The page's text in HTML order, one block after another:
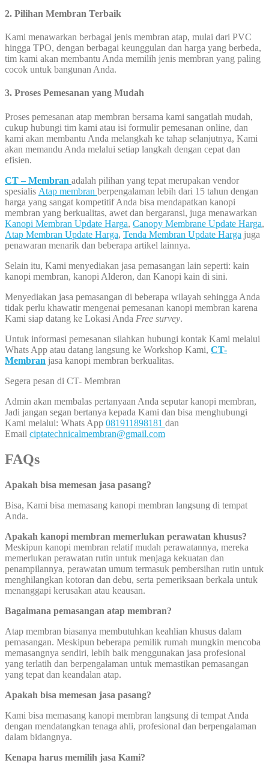
2. Pilihan Membran Terbaik
Kami menawarkan berbagai jenis membran atap, mulai dari PVC
hingga TPO, dengan berbagai keunggulan dan harga yang berbeda,
tim kami akan membantu Anda memilih jenis membran yang paling
cocok untuk bangunan Anda.
3. Proses Pemesanan yang Mudah
Proses pemesanan atap membran bersama kami sangatlah mudah,
cukup hubungi tim kami atau isi formulir pemesanan online, dan
kami akan membantu Anda melangkah ke tahap selanjutnya, Kami
akan memandu Anda melalui setiap langkah dengan cepat dan
efisien.
CT – Membran adalah pilihan yang tepat merupakan vendor
spesialis Atap membran berpengalaman lebih dari 15 tahun dengan
harga yang sangat kompetitif Anda bisa mendapatkan kanopi
membran yang berkualitas, awet dan bergaransi, juga menawarkan
Kanopi Membran Update Harga, Canopy Membrane Update Harga,
Atap Membran Update Harga, Tenda Membran Update Harga juga
penawaran menarik dan beberapa artikel lainnya.
Selain itu, Kami menyediakan jasa pemasangan lain seperti: kain
kanopi membran, kanopi Alderon, dan Kanopi kain di sini.
Menyediakan jasa pemasangan di beberapa wilayah sehingga Anda
tidak perlu khawatir mengenai pemesanan kanopi membran karena
Kami siap datang ke Lokasi Anda Free survey.
Untuk informasi pemesanan silahkan hubungi kontak Kami melalui
Whats App atau datang langsung ke Workshop Kami, CT-
Membran jasa kanopi membran berkualitas.
Segera pesan di CT- Membran
Admin akan membalas pertanyaan Anda seputar kanopi membran,
Jadi jangan segan bertanya kepada Kami dan bisa menghubungi
Kami melalui: Whats App 081911898181 dan
Email ciptatechnicalmembran@gmail.com
FAQs
Apakah bisa memesan jasa pasang?
Bisa, Kami bisa memasang kanopi membran langsung di tempat
Anda.
Apakah kanopi membran memerlukan perawatan khusus?
Meskipun kanopi membran relatif mudah perawatannya, mereka
memerlukan perawatan rutin untuk menjaga kekuatan dan
penampilannya, perawatan umum termasuk pembersihan rutin untuk
menghilangkan kotoran dan debu, serta pemeriksaan berkala untuk
menanggapi kerusakan atau keausan.
Bagaimana pemasangan atap membran?
Atap membran biasanya membutuhkan keahlian khusus dalam
pemasangan. Meskipun beberapa pemilik rumah mungkin mencoba
memasangnya sendiri, lebih baik menggunakan jasa profesional
yang terlatih dan berpengalaman untuk memastikan pemasangan
yang tepat dan keandalan atap.
Apakah bisa memesan jasa pasang?
Kami bisa memasang kanopi membran langsung di tempat Anda
dengan mendatangkan tenaga ahli, profesional dan berpengalaman
dalam bidangnya.
Kenapa harus memilih jasa Kami?